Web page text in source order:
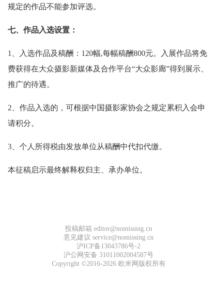
规定的作品不能参加评选。
七、作品入选设置：
1、入选作品及稿酬：120幅,每幅稿酬800元。入展作品将免
费获得在大众摄影新媒体及合作平台“大众影廊”得到展示、
推广的待遇。
2、作品入选的，可根据中国摄影家协会之规定累积入会申
请积分。
3、个人所得税由发放单位从稿酬中代扣代缴。
本征稿启示最终解释权归主、承办单位。
投稿邮箱 editor@nomissing.cn
意见建议 service@nomissing.cn
沪ICP备13043786号-2
沪公网安备 31011002004587号
Copyright ©2016-2026 欧米网版权所有